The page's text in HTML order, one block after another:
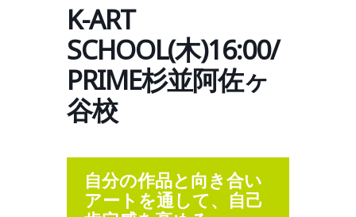
K-ART
SCHOOL(木)16:00/
PRIME杉並阿佐ヶ
谷校
自分の作品と向き合い
アートを通して、自己